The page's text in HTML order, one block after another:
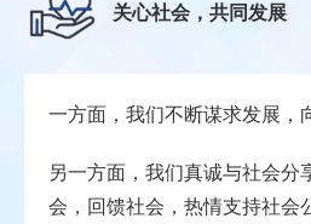
关心社会，共同发展
一方面，我们不断谋求发展，
另一方面，我们真诚与社会分
会，回馈社会，热情支持社会